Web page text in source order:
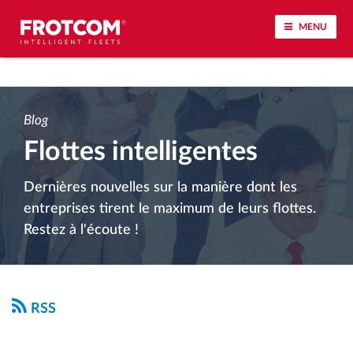
MENU
Géolocalisation de véhicule et surveillance par
Analyse du comportement de conduite
Contrôle des temps de conduite
Blog
Flottes intelligentes
Dernières nouvelles sur la manière dont les
entreprises tirent le maximum de leurs flottes.
Restez à l'écoute !
RSS